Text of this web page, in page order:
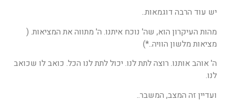
יש עוד הרבה דוגמאות..
מהות העיקרון הוא, שה' נוכח איתנו. ה' מתווה את המציאות. (
מציאות מלשון הוויה..*)
ה' אוהב אותנו. רוצה לתת לנו. יכול לתת לנו הכל. כואב לו שכואב
לנו.
ועדיין זה המצב, המשבר..